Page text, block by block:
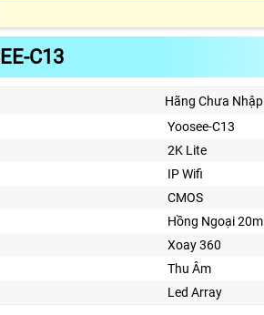
C13
Hãng Chưa Nhập
Yoosee-C13
2K Lite
IP Wifi
CMOS
Hồng Ngoại 20m
Xoay 360
Thu Âm
Led Array